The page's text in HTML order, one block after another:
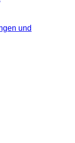
und